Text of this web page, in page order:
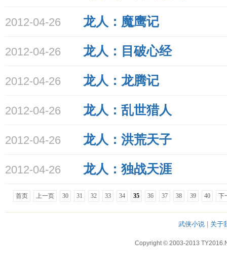
2012-04-26 龙人：魔鹰记
2012-04-26 龙人：目破心经
2012-04-26 龙人：龙腾记
2012-04-26 龙人：乱世猎人
2012-04-26 龙人：洪荒天子
2012-04-26 龙人：独战天涯
首页 上一页 30 31 32 33 34 35 36 37 38 39 40 下
武侠小说 关于
Copyright © 2003-2013